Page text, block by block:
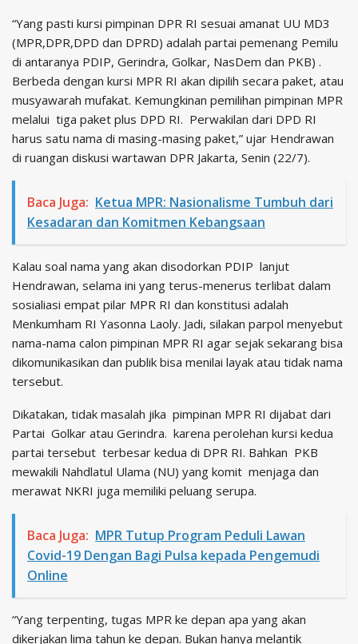
“Yang pasti kursi pimpinan DPR RI sesuai amanat UU MD3
(MPR,DPR,DPD dan DPRD) adalah partai pemenang Pemilu
di antaranya PDIP, Gerindra, Golkar, NasDem dan PKB) .
Berbeda dengan kursi MPR RI akan dipilih secara paket, atau
musyawarah mufakat. Kemungkinan pemilihan pimpinan MPR
melalui tiga paket plus DPD RI. Perwakilan dari DPD RI
harus satu nama di masing-masing paket,” ujar Hendrawan
di ruangan diskusi wartawan DPR Jakarta, Senin (22/7).
Baca Juga: Ketua MPR: Nasionalisme Tumbuh dari
Kesadaran dan Komitmen Kebangsaan
Kalau soal nama yang akan disodorkan PDIP lanjut
Hendrawan, selama ini yang terus-menerus terlibat dalam
sosialiasi empat pilar MPR RI dan konstitusi adalah
Menkumham RI Yasonna Laoly. Jadi, silakan parpol menyebut
nama-nama calon pimpinan MPR RI agar sejak sekarang bisa
dikomunikasikan dan publik bisa menilai layak atau tidak nama
tersebut.
Dikatakan, tidak masalah jika pimpinan MPR RI dijabat dari
Partai Golkar atau Gerindra. karena perolehan kursi kedua
partai tersebut terbesar kedua di DPR RI. Bahkan PKB
mewakili Nahdlatul Ulama (NU) yang komit menjaga dan
merawat NKRI juga memiliki peluang serupa.
Baca Juga: MPR Tutup Program Peduli Lawan
Covid-19 Dengan Bagi Pulsa kepada Pengemudi
Online
“Yang terpenting, tugas MPR ke depan apa yang akan
dikerjakan lima tahun ke depan. Bukan hanya melantik